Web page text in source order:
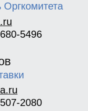
5496
2080